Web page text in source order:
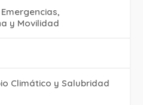
y Movilidad
Climático y Salubridad